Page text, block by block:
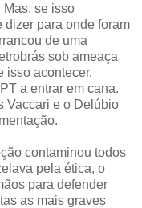
Mas, se isso
dizer para onde foram
de uma
sob ameaça
isso acontecer,
a entrar em cana.
Vaccari e o Delúbio
contaminou todos
pela ética, o
para defender
as mais graves